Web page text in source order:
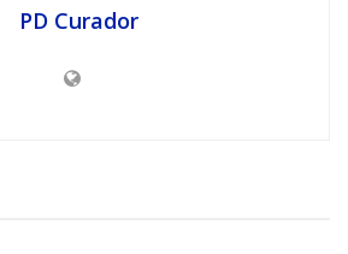
PD Curador